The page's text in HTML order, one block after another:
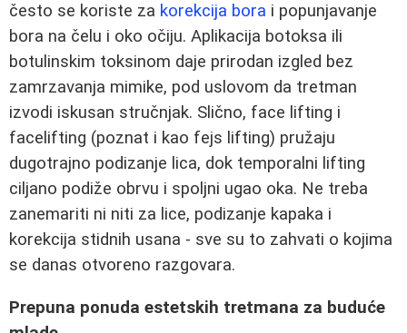
često se koriste za korekcija bora i popunjavanje
bora na čelu i oko očiju. Aplikacija botoksa ili
botulinskim toksinom daje prirodan izgled bez
zamrzavanja mimike, pod uslovom da tretman
izvodi iskusan stručnjak. Slično, face lifting i
facelifting (poznat i kao fejs lifting) pružaju
dugotrajno podizanje lica, dok temporalni lifting
ciljano podiže obrvu i spoljni ugao oka. Ne treba
zanemariti ni niti za lice, podizanje kapaka i
korekcija stidnih usana - sve su to zahvati o kojima
se danas otvoreno razgovara.
Prepuna ponuda estetskih tretmana za buduće